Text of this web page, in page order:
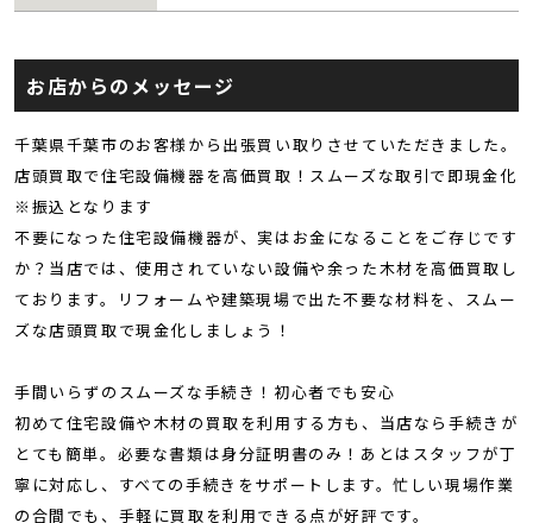
お店からのメッセージ
千葉県千葉市のお客様から出張買い取りさせていただきました。
店頭買取で住宅設備機器を高価買取！スムーズな取引で即現金化
※振込となります
不要になった住宅設備機器が、実はお金になることをご存じです
か？当店では、使用されていない設備や余った木材を高価買取し
ております。リフォームや建築現場で出た不要な材料を、スムー
ズな店頭買取で現金化しましょう！
手間いらずのスムーズな手続き！初心者でも安心
初めて住宅設備や木材の買取を利用する方も、当店なら手続きが
とても簡単。必要な書類は身分証明書のみ！あとはスタッフが丁
寧に対応し、すべての手続きをサポートします。忙しい現場作業
の合間でも、手軽に買取を利用できる点が好評です。